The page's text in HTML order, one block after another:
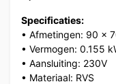
Specificaties:
• Afmetingen: 90 x
• Vermogen: 0.155
• Aansluiting: 230V
• Materiaal: RVS